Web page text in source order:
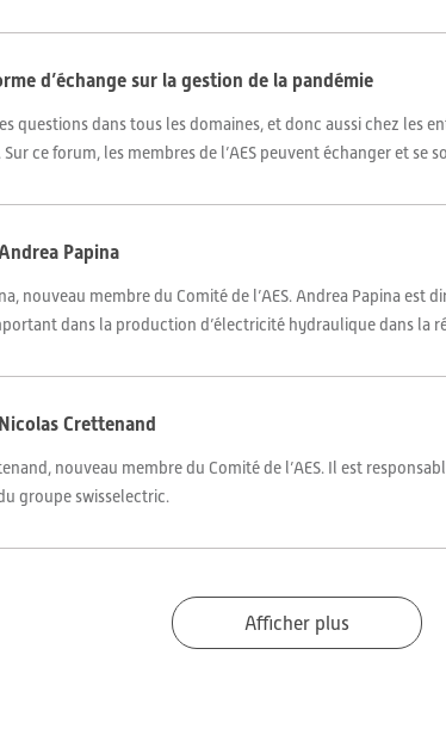
d’échange sur la gestion de la pandémie
questions dans tous les domaines, et donc aussi chez les
ce forum, les membres de l’AES peuvent échanger et se
Papina
nouveau membre du Comité de l’AES. Andrea Papina est
dans la production d’électricité hydraulique dans la
Crettenand
nouveau membre du Comité de l’AES. Il est
groupe swisselectric.
Afficher plus